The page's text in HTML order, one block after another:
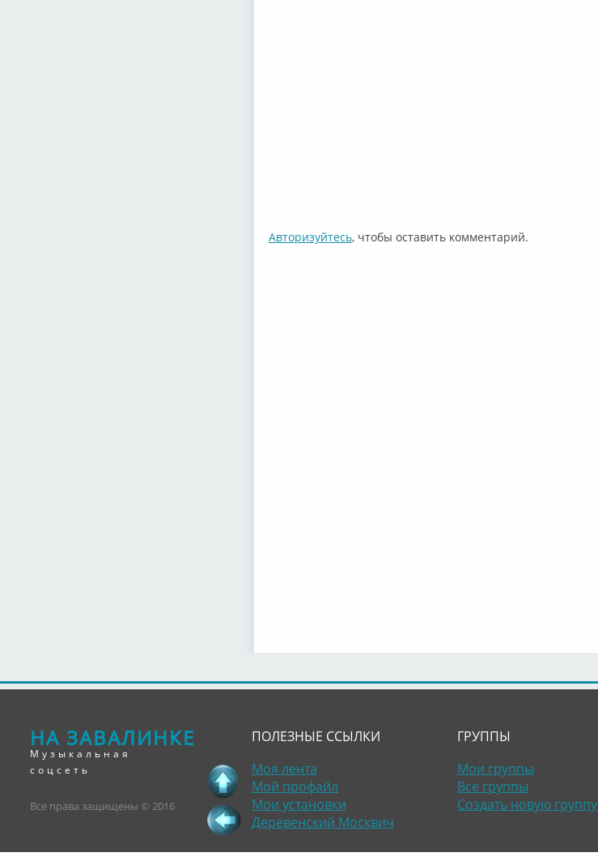
Авторизуйтесь, чтобы оставить комментарий.
НА ЗАВАЛИНКЕ
Музыкальная
соцсеть
Все права защищены © 2016
ПОЛЕЗНЫЕ ССЫЛКИ
Моя лента
Мой профайл
Мои установки
Деревенский Москвич
ГРУППЫ
Мои группы
Все группы
Создать новую группу